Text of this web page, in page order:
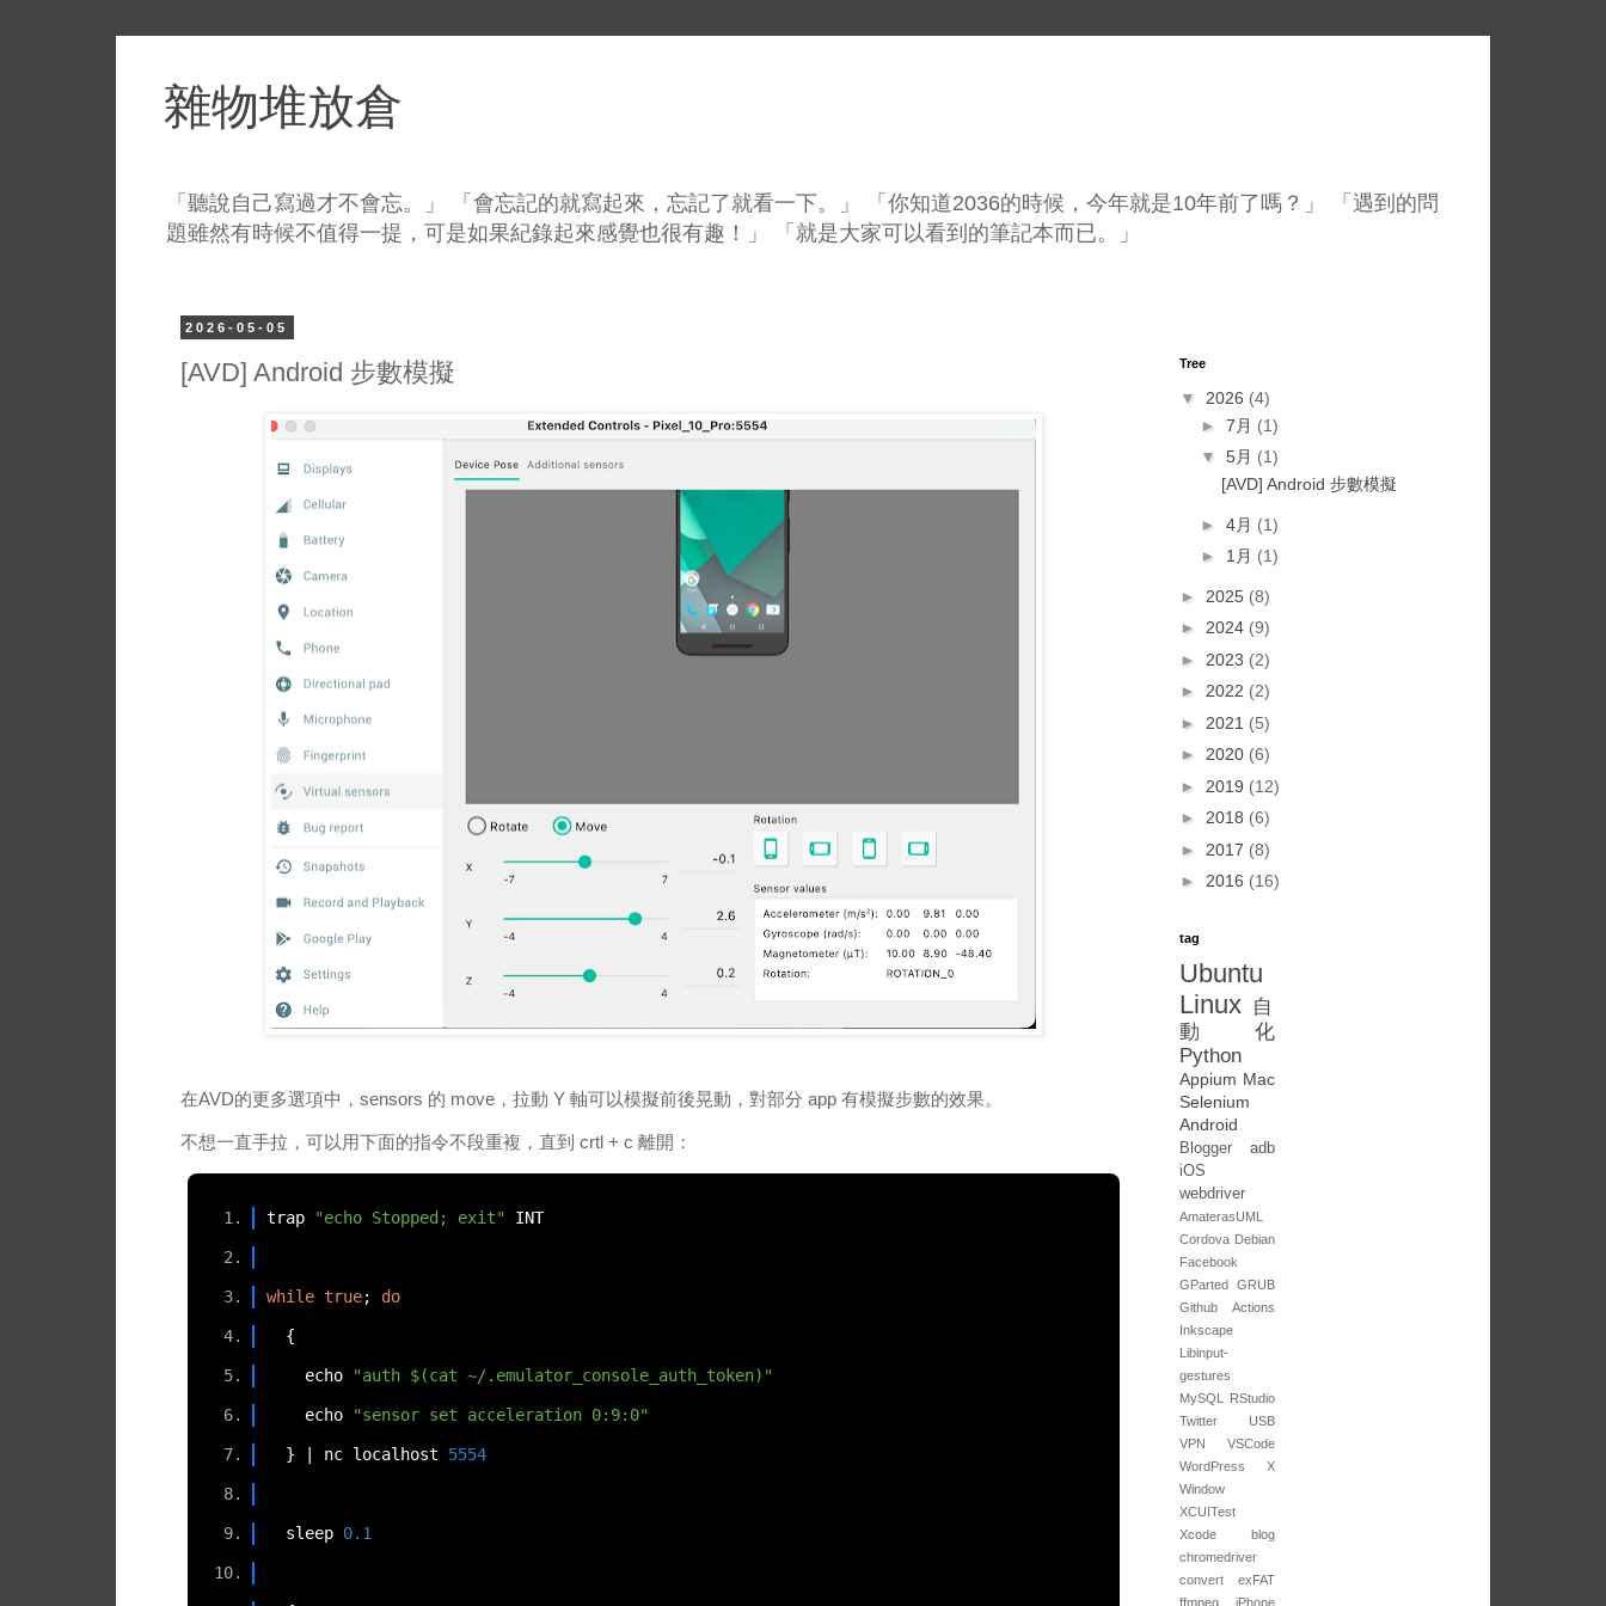
雜物堆放倉
「聽說自己寫過才不會忘。」 「會忘記的就寫起來，忘記了就看一下。」 「你知道2036的時候，今年就是10年前了嗎？」 「遇到的問
題雖然有時候不值得一提，可是如果紀錄起來感覺也很有趣！」 「就是大家可以看到的筆記本而已。」
2026-05-05
[AVD] Android 步數模擬
在AVD的更多選項中，sensors 的 move，拉動 Y 軸可以模擬前後晃動，對部分 app 有模擬步數的效果。
不想一直手拉，可以用下面的指令不段重複，直到 crtl + c 離開：
trap "echo Stopped; exit" INT
while true; do
{
    echo
"auth $(cat ~/.emulator_console_auth_token)"
    echo
"sensor set acceleration 0:9:0"
} | nc localhost 5554
  sleep
0.1
Tree
▼ 2026 (4)
► 7月 (1)
▼ 5月 (1)
[AVD] Android 步數模擬
► 4月 (1)
► 1月 (1)
► 2025 (8)
► 2024 (9)
► 2023 (2)
► 2022 (2)
► 2021 (5)
► 2020 (6)
► 2019 (12)
► 2018 (6)
► 2017 (8)
► 2016 (16)
tag
Ubuntu
Linux 自
動化
Python
Appium Mac
Selenium
Android
Blogger
adb
iOS
webdriver
AmaterasUML
Cordova Debian
Facebook
GParted GRUB
Github Actions
Inkscape
Libinput-
gestures
MySQL
RStudio
Twitter
USB
VPN
VSCode
WordPress
X
Window
XCUITest
Xcode
blog
chromedriver
convert
exFAT
ffmpeg
iPhone